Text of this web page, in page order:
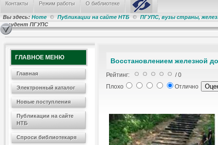
Контакты Режим работы О библиотеке
Вы здесь: Home Публикации на сайте НТБ
ПГУПС, вузы страны,
студент ПГУПС
ГЛАВНОЕ МЕНЮ
Главная
Электронный каталог
Новые поступления
Публикации на сайте
НТБ
Спроси библиотекаря
Восстановлением железной
Рейтинг:
/ 0
Плохо
Отлично